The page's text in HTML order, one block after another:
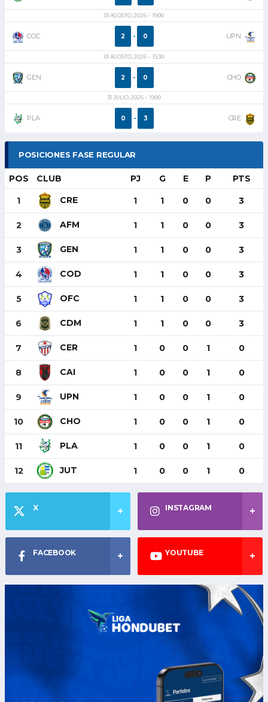
01 AGOSTO, 2026 19:00
COD UPN
2 - 0
01 AGOSTO, 2026 15:30
GEN CHO
2 - 0
31 JULIO, 2026 19:00
CRE
PLA 0 - 3
POSICIONES FASE REGULAR
POS CLUB PJ G E P PTS
1 CRE 1 1 0 0 3
2 AFM 1 1 0 0 3
3 GEN 1 1 0 0 3
4 COD 1 1 0 0 3
5 OFC 1 1 0 0 3
6 CDM 1 1 0 0 3
7 CER 1 0 0 1 0
8 CAI 1 0 0 1 0
9 UPN 1 0 0 1 0
10 CHO 1 0 0 1 0
11 PLA 1 0 0 1 0
12 JUT 1 0 0 1 0
X INSTAGRAM
FACEBOOK YOUTUBE